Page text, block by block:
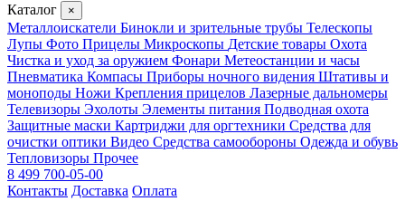
Каталог
×
Металлоискатели Бинокли и зрительные трубы Телескопы
Лупы Фото Прицелы Микроскопы Детские товары Охота
Чистка и уход за оружием Фонари Метеостанции и часы
Пневматика Компасы Приборы ночного видения Штативы и
моноподы Ножи Крепления прицелов Лазерные дальномеры
Телевизоры Эхолоты Элементы питания Подводная охота
Защитные маски Картриджи для оргтехники Средства для
очистки оптики Видео Средства самообороны Одежда и обувь
Тепловизоры Прочее
8 499 700-05-00
Контакты Доставка Оплата